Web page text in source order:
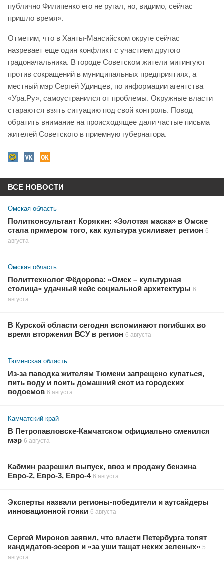
публично Филипенко его не ругал, но, видимо, сейчас
пришло время».
Отметим, что в Ханты-Мансийском округе сейчас
назревает еще один конфликт с участием другого
градоначальника. В городе Советском жители митингуют
против сокращений в муниципальных предприятиях, а
местный мэр Сергей Удинцев, по информации агентства
«Ура.Ру», самоустранился от проблемы. Окружные власти
стараются взять ситуацию под свой контроль. Повод
обратить внимание на происходящее дали частые письма
жителей Советского в приемную губернатора.
ВСЕ НОВОСТИ
Омская область
Политконсультант Корякин: «Золотая маска» в Омске
стала примером того, как культура усиливает регион 6
августа
Омская область
Политтехнолог Фёдорова: «Омск – культурная
столица» удачный кейс социальной архитектуры 6
августа
В Курской области сегодня вспоминают погибших во
время вторжения ВСУ в регион 6 августа
Тюменская область
Из-за паводка жителям Тюмени запрещено купаться,
пить воду и поить домашний скот из городских
водоемов 6 августа
Камчатский край
В Петропавловске-Камчатском официально сменился
мэр 6 августа
Кабмин разрешил выпуск, ввоз и продажу бензина
Евро-2, Евро-3, Евро-4 6 августа
Эксперты назвали регионы-победители и аутсайдеры
инновационной гонки 6 августа
Сергей Миронов заявил, что власти Петербурга топят
кандидатов-эсеров и «за уши тащат неких зеленых» 5
августа